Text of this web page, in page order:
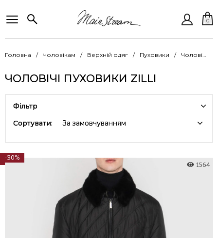
0
Головна Чоловікам Верхній одяг Пуховики Чоловічі пуховики Zilli
ЧОЛОВІЧІ ПУХОВИКИ ZILLI
Фільтр
Сортувати:
За замовчуванням
-30%
1564